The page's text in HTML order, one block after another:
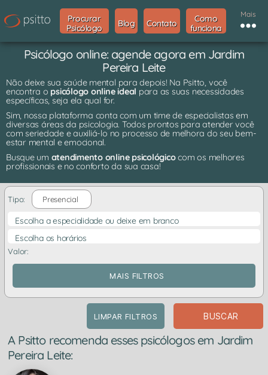
Procurar
Psicólogo
Blog Contato
Como
funciona
Mais
Psicólogo online: agende agora em Jardim
Pereira Leite
Não deixe sua saúde mental para depois! Na Psitto, você
encontra o psicólogo online ideal para as suas necessidades
específicas, seja ela qual for.
Sim, nossa plataforma conta com um time de especialistas em
diversas áreas da psicologia. Todos prontos para atender você
com seriedade e auxiliá-lo no processo de melhora do seu bem-
estar mental e emocional.
Busque um atendimento online psicológicocom os melhores
profissionais e no conforto da sua casa!
Tipo: Presencial
Escolha a especialidade ou deixe em branco
Escolha os horários
Valor:
MAIS FILTROS
LIMPAR FILTROS BUSCAR
A Psitto recomenda esses psicólogos em Jardim
Pereira Leite: